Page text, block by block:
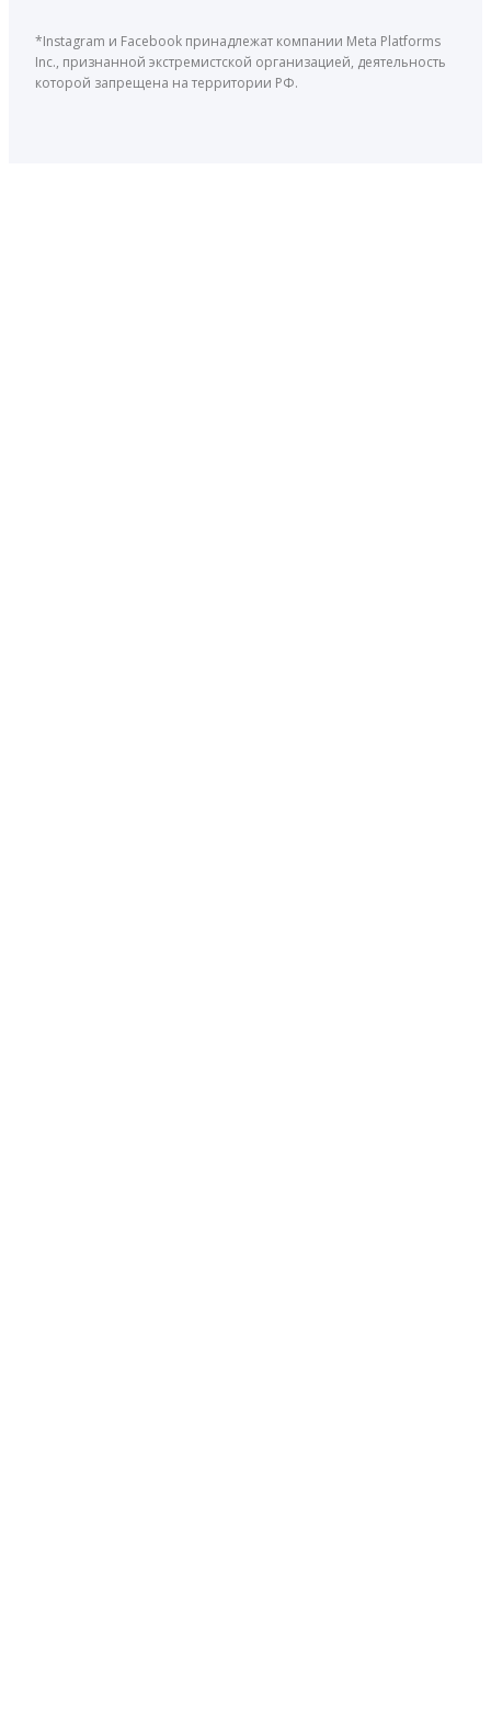
*Instagram и Facebook принадлежат компании Meta Platforms
Inc., признанной экстремистской организацией, деятельность
которой запрещена на территории РФ.